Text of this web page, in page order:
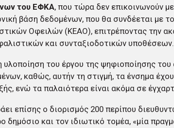
του ΕΦΚΑ, που τώρα δεν επικοινωνούν
βάση δεδομένων, που θα συνδέεται με
Οφειλών (ΚΕΑΟ), επιτρέποντας την
και συνταξιοδοτικών υποθέσεων.
υλοποίηση του έργου της ψηφιοποίησης
καθώς, αυτήν τη στιγμή, τα ένσημα
ενώ τα παλαιότερα είναι ακόμα σε
επίσης ο διορισμός 200 περίπου
δημόσιο και τον ιδιωτικό τομέα, «μία